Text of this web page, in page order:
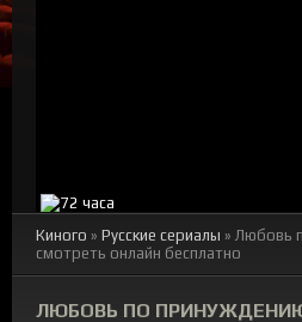
Киного » Русские сериалы » Любовь
смотреть онлайн бесплатно
ЛЮБОВЬ ПО